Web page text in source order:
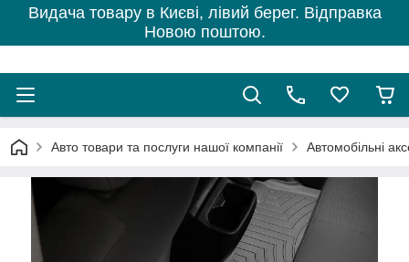
Видача товару в Києві, лівий берег. Відправка
Новою поштою.
Авто товари та послуги нашої компанії Автомобільні